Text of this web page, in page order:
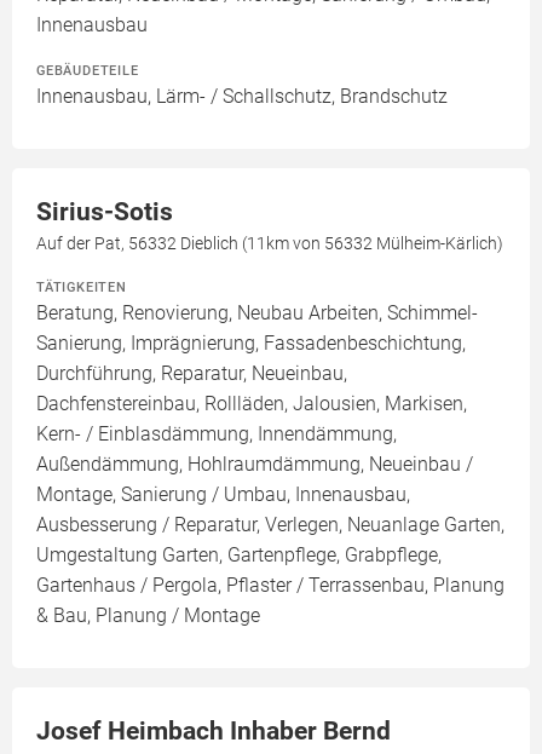
Innenausbau
GEBÄUDETEILE
Innenausbau, Lärm- / Schallschutz, Brandschutz
Sirius-Sotis
Auf der Pat, 56332 Dieblich (11km von 56332 Mülheim-Kärlich)
TÄTIGKEITEN
Beratung, Renovierung, Neubau Arbeiten, Schimmel-
Sanierung, Imprägnierung, Fassadenbeschichtung,
Durchführung, Reparatur, Neueinbau,
Dachfenstereinbau, Rollläden, Jalousien, Markisen,
Kern- / Einblasdämmung, Innendämmung,
Außendämmung, Hohlraumdämmung, Neueinbau /
Montage, Sanierung / Umbau, Innenausbau,
Ausbesserung / Reparatur, Verlegen, Neuanlage Garten,
Umgestaltung Garten, Gartenpflege, Grabpflege,
Gartenhaus / Pergola, Pflaster / Terrassenbau, Planung
& Bau, Planung / Montage
Josef Heimbach Inhaber Bernd